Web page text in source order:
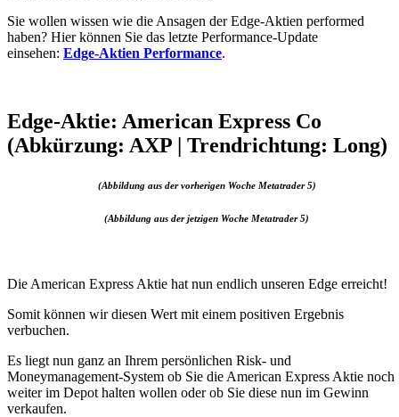
Sie wollen wissen wie die Ansagen der Edge-Aktien performed
haben? Hier können Sie das letzte Performance-Update
einsehen: Edge-Aktien Performance.
Edge-Aktie: American Express Co
(Abkürzung: AXP | Trendrichtung: Long)
(Abbildung aus der vorherigen Woche Metatrader 5)
(Abbildung aus der jetzigen Woche Metatrader 5)
Die American Express Aktie hat nun endlich unseren Edge erreicht!
Somit können wir diesen Wert mit einem positiven Ergebnis
verbuchen.
Es liegt nun ganz an Ihrem persönlichen Risk- und
Moneymanagement-System ob Sie die American Express Aktie noch
weiter im Depot halten wollen oder ob Sie diese nun im Gewinn
verkaufen.